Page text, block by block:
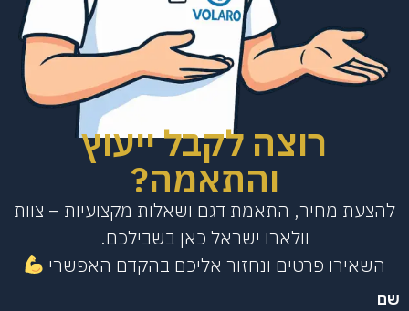
רוצה לקבל ייעוץ
והתאמה?
מחיר, התאמת דגם ושאלות מקצועיות – צוות
וולארו ישראל כאן בשבילכם.
השאירו פרטים ונחזור אליכם בהקדם האפשרי